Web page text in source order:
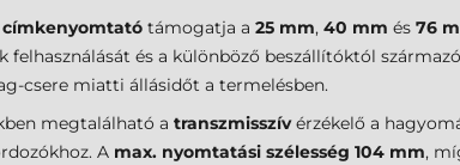
címkenyomtató támogatja a 25 mm, 40 mm és 76
és a különböző beszállítóktól
csere miatti állásidőt a termelésben.
megtalálható a transzmisszívérzékelő a
A max. nyomtatási szélesség 104 mm,